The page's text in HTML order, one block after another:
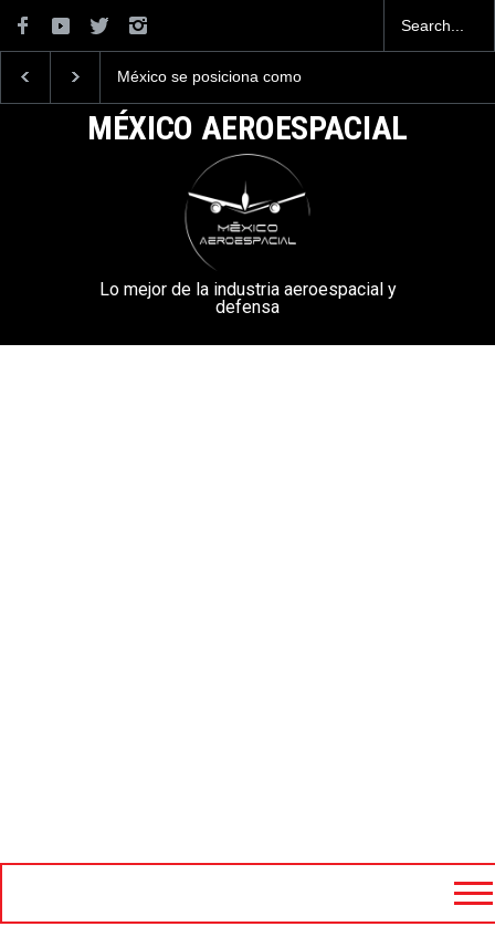
México se posiciona como
aeroespacial del mundo, al
superar los 13,600 millones
de dólares en exportaciones
la Armada de México
MÉXICO AEROESPACIAL
Lo mejor de la industria aeroespacial y
defensa